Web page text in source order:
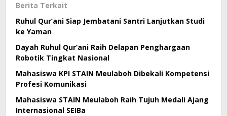
Berita Terkait
Ruhul Qur’ani Siap Jembatani Santri Lanjutkan Studi
ke Yaman
Dayah Ruhul Qur’ani Raih Delapan Penghargaan
Robotik Tingkat Nasional
Mahasiswa KPI STAIN Meulaboh Dibekali Kompetensi
Profesi Komunikasi
Mahasiswa STAIN Meulaboh Raih Tujuh Medali Ajang
Internasional SEIBa